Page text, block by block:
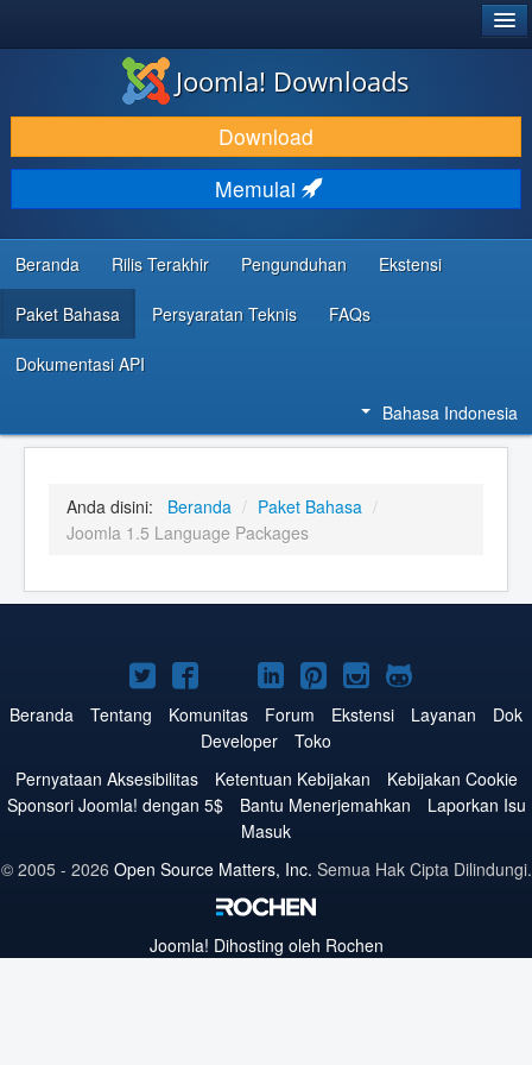
DOWNLOAD & KEMBANGKAN
TEMUKAN & PELAJARI
DUKUNGAN & KOMUNITAS
REFERENSI DEVELOPER
Joomla! Downloads
Download
Memulai
Beranda Rilis Terakhir Pengunduhan Ekstensi
Paket Bahasa Persyaratan Teknis FAQs
Dokumentasi API
Bahasa Indonesia
Anda disini: Beranda / Paket Bahasa /
Joomla 1.5 Language Packages
Joomla!
di
Twitter
Joomla!
di
Facebook
Joomla!
di
YouTube
Joomla!
di
LinkedIn
Joomla!
di
Pinterest
Joomla!
di
Joomla!
di
Beranda Tentang Komunitas Forum Ekstensi Layanan
Dok
Developer
Toko
Pernyataan Aksesibilitas
Ketentuan Kebijakan
Kebijakan Cookie
Sponsori Joomla! dengan 5$
Bantu Menerjemahkan
Laporkan Isu
Masuk
© 2005 - 2026 Open Source Matters, Inc. Semua Hak Cipta Dilindungi.
Joomla! Dihosting oleh Rochen